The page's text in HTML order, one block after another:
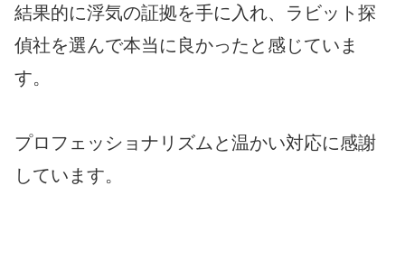
結果的に浮気の証拠を手に入れ、ラビット探
偵社を選んで本当に良かったと感じていま
す。
プロフェッショナリズムと温かい対応に感謝
しています。